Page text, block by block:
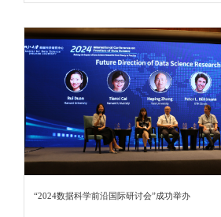
“2024数据科学前沿国际研讨会”成功举办